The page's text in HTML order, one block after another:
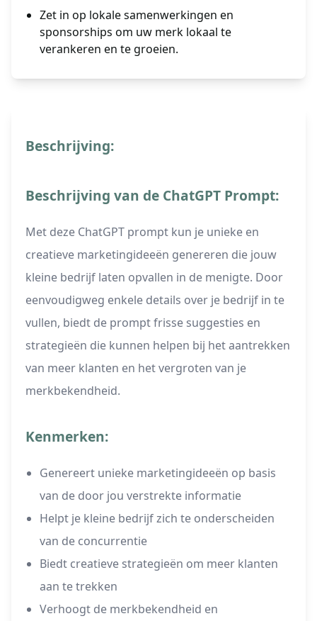
Zet in op lokale samenwerkingen en
sponsorships om uw merk lokaal te
verankeren en te groeien.
Beschrijving:
Beschrijving van de ChatGPT Prompt:
Met deze ChatGPT prompt kun je unieke en
creatieve marketingideeën genereren die jouw
kleine bedrijf laten opvallen in de menigte. Door
eenvoudigweg enkele details over je bedrijf in te
vullen, biedt de prompt frisse suggesties en
strategieën die kunnen helpen bij het aantrekken
van meer klanten en het vergroten van je
merkbekendheid.
Kenmerken:
Genereert unieke marketingideeën op basis
van de door jou verstrekte informatie
Helpt je kleine bedrijf zich te onderscheiden
van de concurrentie
Biedt creatieve strategieën om meer klanten
aan te trekken
Verhoogt de merkbekendheid en